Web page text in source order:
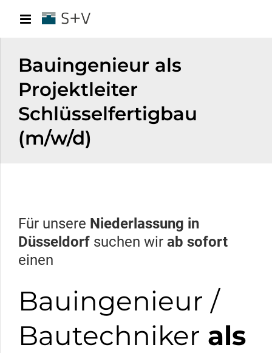
Bauingenieur als
Projektleiter
Schlüsselfertigbau
(m/w/d)
Für unsere Niederlassung in
Düsseldorf suchen wir ab sofort
einen
Bauingenieur /
Bautechniker als